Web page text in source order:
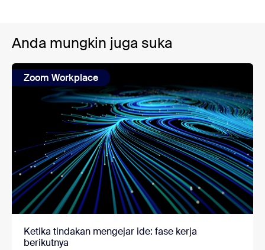
Anda mungkin juga suka
Zoom Workplace
Ketika tindakan mengejar ide: fase kerja
berikutnya